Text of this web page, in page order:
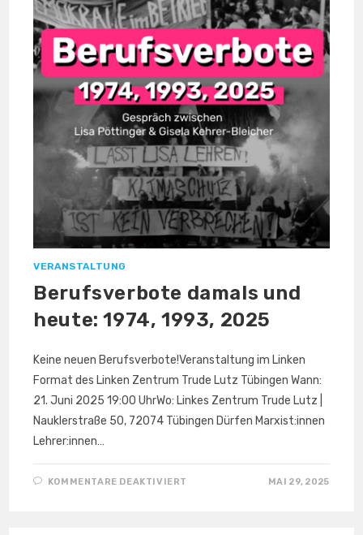
VERANSTALTUNG
Berufsverbote damals und
heute: 1974, 1993, 2025
Keine neuen Berufsverbote!Veranstaltung im Linken
Format des Linken Zentrum Trude Lutz Tübingen Wann:
21. Juni 2025 19:00 UhrWo: Linkes Zentrum Trude Lutz |
Nauklerstraße 50, 72074 Tübingen Dürfen Marxist:innen
Lehrer:innen…
KOMMENTARE DEAKTIVIERT MAI 29, 2025